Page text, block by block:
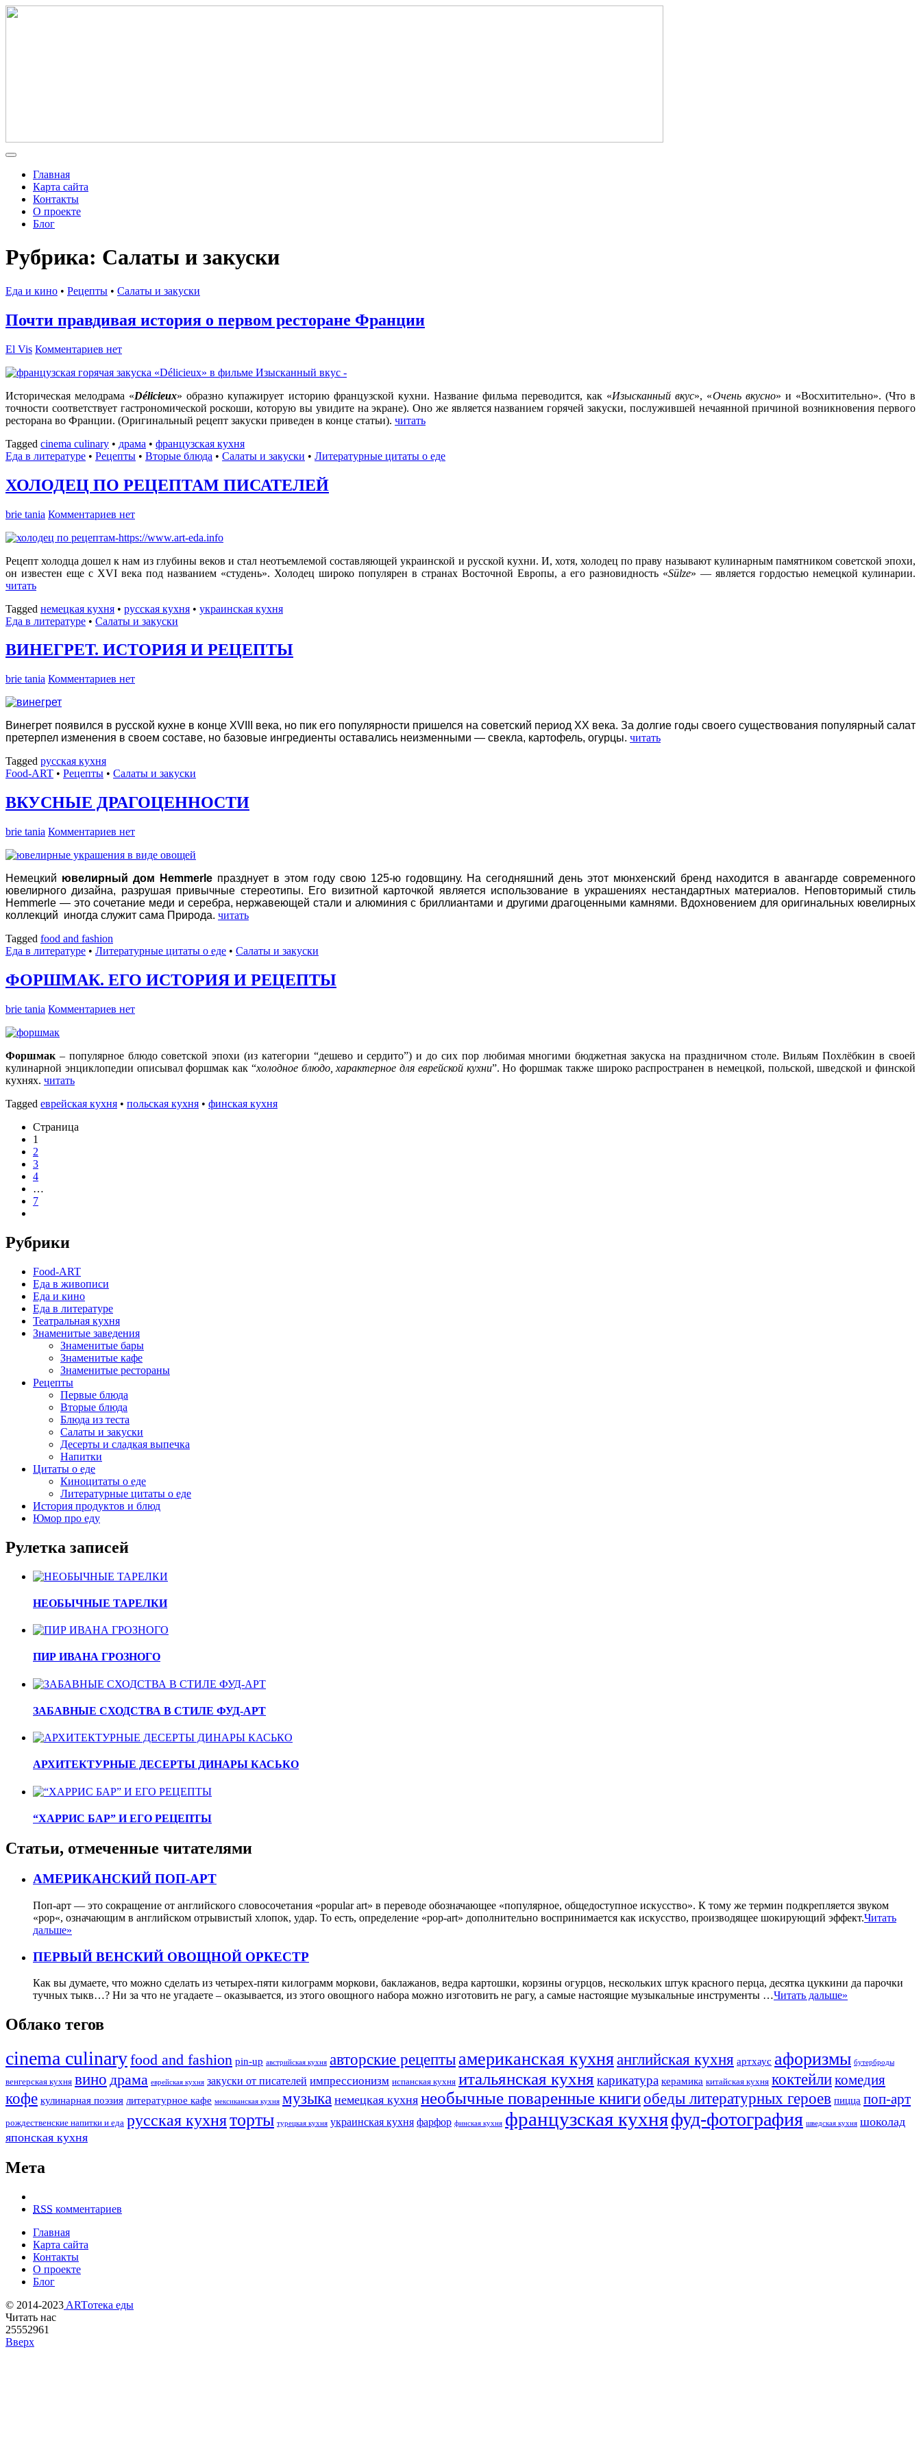
Главная
Карта сайта
Контакты
О проекте
Блог
Рубрика: Салаты и закуски
Еда и кино • Рецепты • Салаты и закуски
Почти правдивая история о первом ресторане Франции
El Vis Комментариев нет
Историческая мелодрама «Délicieux» образно купажирует историю французской кухни. Название фильма переводится, как «Изысканный вкус», «Очень вкусно» и «Восхитительно». (Что в
точности соответствует гастрономической роскоши, которую вы увидите на экране). Оно же является названием горячей закуски, послужившей нечаянной причиной возникновения первого
ресторана во Франции. (Оригинальный рецепт закуски приведен в конце статьи). читать
Tagged cinema culinary • драма • французская кухня
Еда в литературе • Рецепты • Вторые блюда • Салаты и закуски • Литературные цитаты o еде
ХОЛОДЕЦ ПО РЕЦЕПТАМ ПИСАТЕЛЕЙ
brie tania Комментариев нет
Рецепт холодца дошел к нам из глубины веков и стал неотъемлемой составляющей украинской и русской кухни. И, хотя, холодец по праву называют кулинарным памятником советской эпохи,
он известен еще с XVI века под названием «студень». Холодец широко популярен в странах Восточной Европы, а его разновидность «Sülze» — является гордостью немецкой кулинарии.
читать
Tagged немецкая кухня • русская кухня • украинская кухня
Еда в литературе • Салаты и закуски
ВИНЕГРЕТ. ИСТОРИЯ И РЕЦЕПТЫ
brie tania Комментариев нет
Винегрет появился в русской кухне в конце XVIII века, но пик его популярности пришелся на советский период XX века. За долгие годы своего существования популярный салат
претерпел изменения в своем составе, но базовые ингредиенты оставались неизменными — свекла, картофель, огурцы. читать
Tagged русская кухня
Food-ART • Рецепты • Салаты и закуски
ВКУСНЫЕ ДРАГОЦЕННОСТИ
brie tania Комментариев нет
Немецкий ювелирный дом Hemmerleпразднует в этом году свою 125-ю годовщину. На сегодняшний день этот мюнхенский бренд находится в авангарде современного
ювелирного дизайна, разрушая привычные стереотипы. Его визитной карточкой является использование в украшениях нестандартных материалов. Неповторимый стиль
Hemmerle — это сочетание меди и серебра, нержавеющей стали и алюминия с бриллиантами и другими драгоценными камнями. Вдохновением для оригинальных ювелирных
коллекций иногда служит сама Природа. читать
Tagged food аnd fashion
Еда в литературе • Литературные цитаты o еде • Салаты и закуски
ФОРШМАК. ЕГО ИСТОРИЯ И РЕЦЕПТЫ
brie tania Комментариев нет
Форшмак – популярное блюдо советской эпохи (из категории “дешево и сердито”) и до сих пор любимая многими бюджетная закуска на праздничном столе. Вильям Похлёбкин в своей
кулинарной энциклопедии описывал форшмак как “холодное блюдо, характерное для еврейской кухни”. Но форшмак также широко распространен в немецкой, польской, шведской и финской
кухнях. читать
Tagged еврейская кухня • польская кухня • финская кухня
Страница
1
2
3
4
…
7
Рубрики
Food-ART
Еда в живописи
Еда и кино
Еда в литературе
Театральная кухня
Знаменитые заведения
Знаменитые бары
Знаменитые кафе
Знаменитые рестораны
Рецепты
Первые блюда
Вторые блюда
Блюда из теста
Салаты и закуски
Десерты и сладкая выпечка
Напитки
Цитаты о еде
Киноцитаты о еде
Литературные цитаты o еде
История продуктов и блюд
Юмор про еду
Рулетка записей
НЕОБЫЧНЫЕ ТАРЕЛКИ
ПИР ИВАНА ГРОЗНОГО
ЗАБАВНЫЕ СХОДСТВА В СТИЛЕ ФУД-АРТ
АРХИТЕКТУРНЫЕ ДЕСЕРТЫ ДИНАРЫ КАСЬКО
“ХАРРИС БАР” И ЕГО РЕЦЕПТЫ
Статьи, отмеченные читателями
АМЕРИКАНСКИЙ ПОП-АРТ
Поп-арт — это сокращение от английского словосочетания «popular art» в переводе обозначающее «популярное, общедоступное искусство». К тому же термин подкрепляется звуком
«pop«, означающим в английском отрывистый хлопок, удар. То есть, определение «pop-art» дополнительно воспринимается как искусство, производящее шокирующий эффект.Читать
дальше»
ПЕРВЫЙ ВЕНСКИЙ ОВОЩНОЙ ОРКЕСТР
Как вы думаете, что можно сделать из четырех-пяти килограмм моркови, баклажанов, ведра картошки, корзины огурцов, нескольких штук красного перца, десятка цуккини да парочки
тучных тыкв…? Ни за что не угадаете – оказывается, из этого овощного набора можно изготовить не рагу, а самые настоящие музыкальные инструменты …Читать дальше»
Облако тегов
cinema culinaryfood аnd fashion pin-up австрийская кухня авторские рецептыамериканская кухняанглийская кухня артхаус афоризмы бутерброды
венгерская кухня вино драма еврейская кухня закуски от писателей импрессионизм испанская кухня итальянская кухня карикатура керамика китайская кухня коктейликомедия
кофе кулинарная поэзия литературное кафе мексиканская кухня музыка немецкая кухня необычные поваренные книгиобеды литературных героев пицца поп-арт
рождественские напитки и еда русская кухняторты турецкая кухня украинская кухня фарфор финская кухня французская кухняфуд-фотография шведская кухня шоколад
японская кухня
Мета
RSS комментариев
Главная
Карта сайта
Контакты
О проекте
Блог
© 2014-2023 ARTотека еды
Читать нас
25552961
Вверх